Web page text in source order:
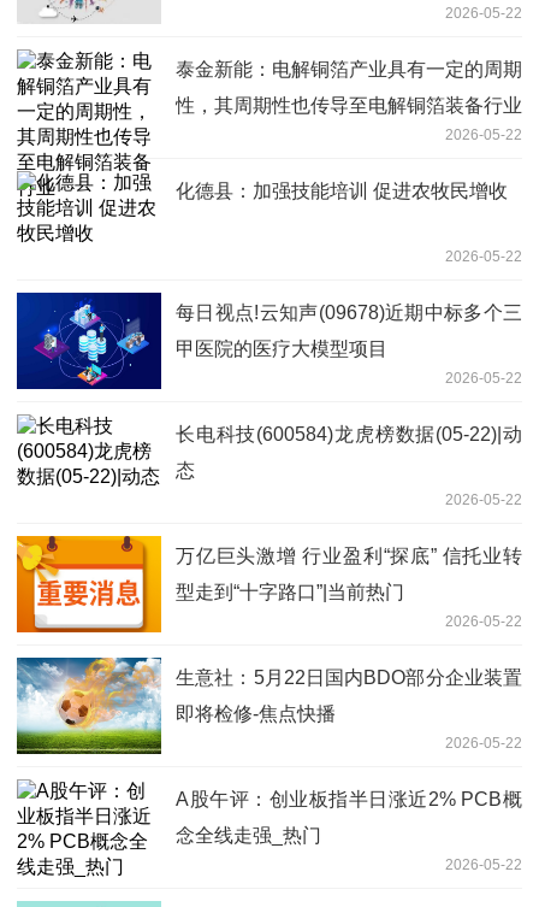
2026-05-22
泰金新能：电解铜箔产业具有一定的周期
性，其周期性也传导至电解铜箔装备行业
2026-05-22
化德县：加强技能培训 促进农牧民增收
2026-05-22
每日视点!云知声(09678)近期中标多个三
甲医院的医疗大模型项目
2026-05-22
长电科技(600584)龙虎榜数据(05-22)|动
态
2026-05-22
万亿巨头激增 行业盈利“探底” 信托业转
型走到“十字路口”|当前热门
2026-05-22
生意社：5月22日国内BDO部分企业装置
即将检修-焦点快播
2026-05-22
A股午评：创业板指半日涨近2% PCB概
念全线走强_热门
2026-05-22